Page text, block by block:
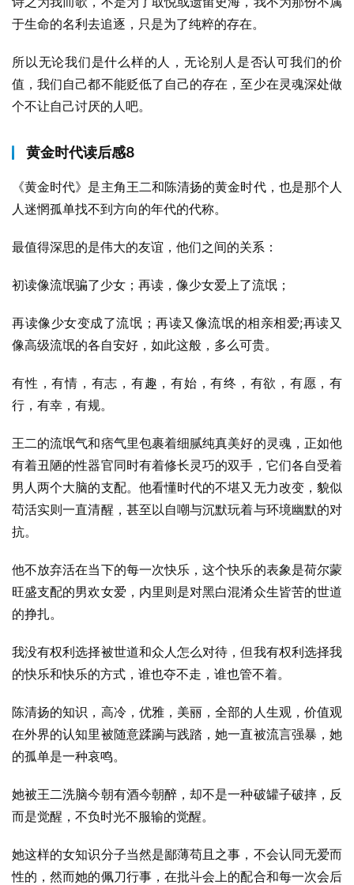
于生命的名利去追逐，只是为了纯粹的存在。
所以无论我们是什么样的人，无论别人是否认可我们的价
值，我们自己都不能贬低了自己的存在，至少在灵魂深处做
个不让自己讨厌的人吧。
黄金时代读后感8
《黄金时代》是主角王二和陈清扬的黄金时代，也是那个人
人迷惘孤单找不到方向的年代的代称。
最值得深思的是伟大的友谊，他们之间的关系：
初读像流氓骗了少女；再读，像少女爱上了流氓；
再读像少女变成了流氓；再读又像流氓的相亲相爱;再读又
像高级流氓的各自安好，如此这般，多么可贵。
有性，有情，有志，有趣，有始，有终，有欲，有愿，有
行，有幸，有规。
王二的流氓气和痞气里包裹着细腻纯真美好的灵魂，正如他
有着丑陋的性器官同时有着修长灵巧的双手，它们各自受着
男人两个大脑的支配。他看懂时代的不堪又无力改变，貌似
苟活实则一直清醒，甚至以自嘲与沉默玩着与环境幽默的对
抗。
他不放弃活在当下的每一次快乐，这个快乐的表象是荷尔蒙
旺盛支配的男欢女爱，内里则是对黑白混淆众生皆苦的世道
的挣扎。
我没有权利选择被世道和众人怎么对待，但我有权利选择我
的快乐和快乐的方式，谁也夺不走，谁也管不着。
陈清扬的知识，高冷，优雅，美丽，全部的人生观，价值观
在外界的认知里被随意蹂躏与践踏，她一直被流言强暴，她
的孤单是一种哀鸣。
她被王二洗脑今朝有酒今朝醉，却不是一种破罐子破摔，反
而是觉醒，不负时光不服输的觉醒。
她这样的女知识分子当然是鄙薄苟且之事，不会认同无爱而
性的，然而她的佩刀行事，在批斗会上的配合和每一次会后